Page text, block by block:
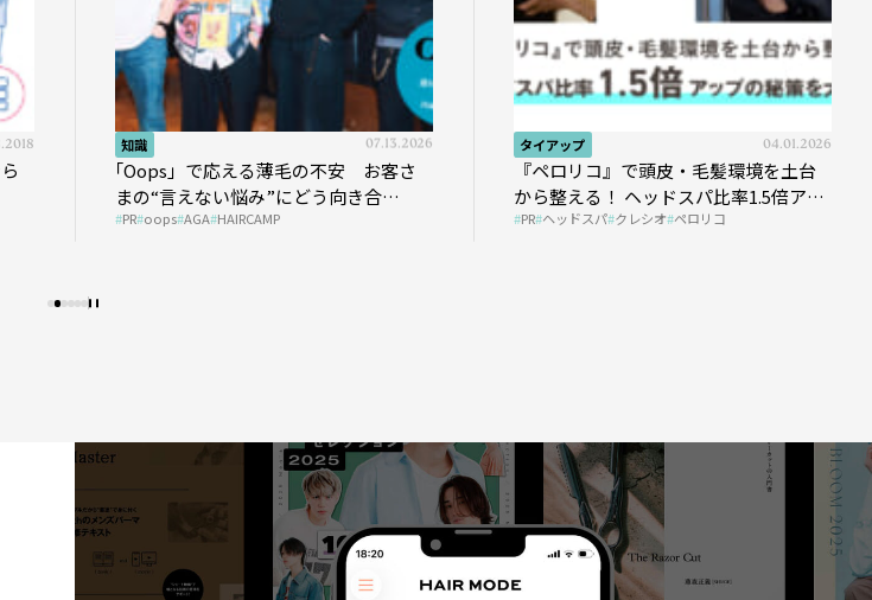
知識 07.13.2026
｢Oops」で応える薄毛の不安 お客さ
まの“言えない悩み”にどう向き合
う？ ＃01
PR oops AGA HAIRCAMP
タイアップ 04.01.2026
『ペロリコ』で頭皮・毛髪環境を土台
から整える！ ヘッドスパ比率1.5倍アッ
プの秘策を大公開
PR ヘッドスパ クレシオ ペロリコ